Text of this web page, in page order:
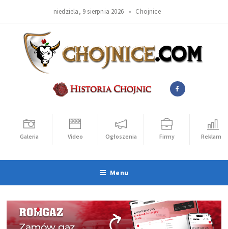
niedziela, 9 sierpnia 2026 • Chojnice
Galeria Video Ogłoszenia Firmy Reklama
Menu